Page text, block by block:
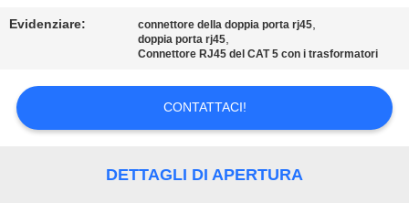
CONTATTICI
RICHIEDA
Evidenziare: connettore della doppia porta rj45,
doppia porta rj45,
Connettore RJ45 del CAT 5 con i trasformatori
CONTATTACI!
DETTAGLI DI APERTURA